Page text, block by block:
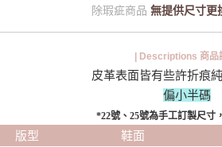
除瑕疵商品 無提供尺寸更
| Descriptions 商品
皮革表面皆有些許折痕
偏小半碼
*22號、25號為手工訂製尺寸
版型 鞋面